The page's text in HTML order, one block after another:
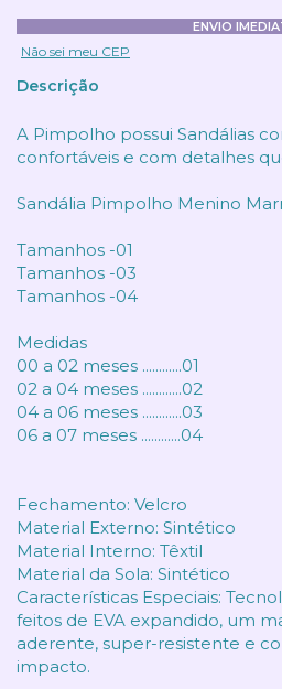
ENVIO
Não sei meu CEP
Descrição
A Pimpolho possui Sandálias
confortáveis e com detalhes
Sandália Pimpolho Menino
Tamanhos -01
Tamanhos -03
Tamanhos -04
Medidas
00 a 02 meses ............01
02 a 04 meses ............02
04 a 06 meses ............03
06 a 07 meses ............04
Fechamento: Velcro
Material Externo: Sintético
Material Interno: Têxtil
Material da Sola: Sintético
Características Especiais:
feitos de EVA expandido, um
aderente, super-resistente e
impacto.